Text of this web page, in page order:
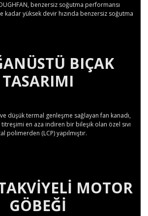
benzersiz soğutma performansı
kadar yüksek devir hızında benzersiz soğutma
BIÇAK
TASARIMI
düşük termal genleşme sağlayan fan kanadı,
titreşimi en aza indiren bir bileşik olan özel sıvı
polimerden (LCP) yapılmıştır.
MOTOR
GÖBEĞİ